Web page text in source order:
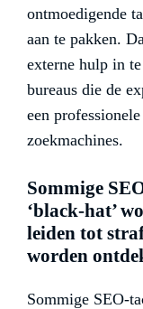
ontmoedigende
aan te pakken.
externe hulp in
bureaus die de
een
zoekmachines.
Sommige
‘black-hat’
leiden tot
worden
Sommige SEO-